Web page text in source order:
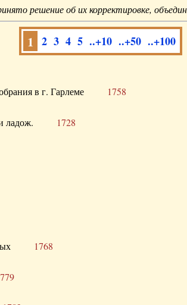
решение об их корректировке,
1 2 3 4 5 ..+10 ..+50 ..+100
собрания в г. Гарлеме 1758
и ладож. 1728
1768